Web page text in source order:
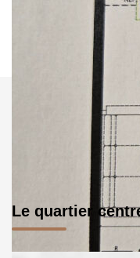
rendez-vous
Le quartier